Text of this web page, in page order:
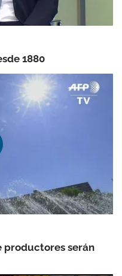
1880
productores serán